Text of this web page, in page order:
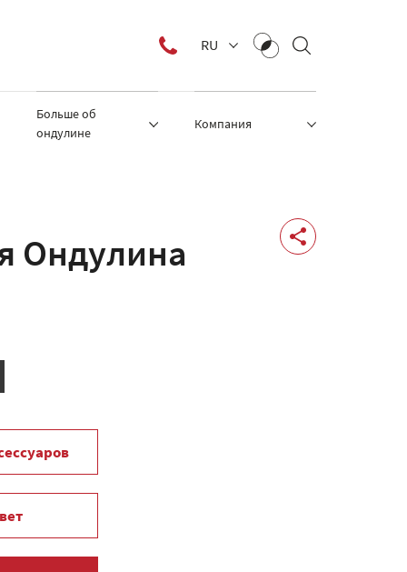
RU
Больше об
ондулине
Компания
Ондулина